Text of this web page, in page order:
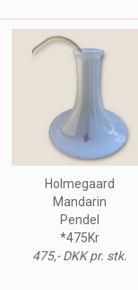
Holmegaard
Mandarin
Pendel
*475Kr
475,- DKK pr. stk.